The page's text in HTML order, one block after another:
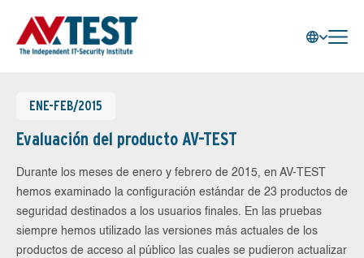
ENE-FEB/2015
Evaluación del producto AV-TEST
Durante los meses de enero y febrero de 2015, en AV-TEST
hemos examinado la configuración estándar de 23 productos de
seguridad destinados a los usuarios finales. En las pruebas
siempre hemos utilizado las versiones más actuales de los
productos de acceso al público las cuales se pudieron actualizar